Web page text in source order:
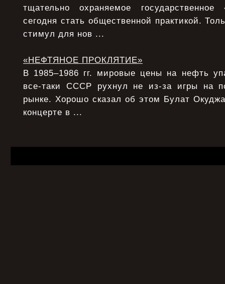
тщательно охраняемое
сегодня стать общественной практикой.
стимул для нов ...
«НЕФТЯНОЕ ПРОКЛЯТИЕ»
В 1985–1986 гг. мировые цены на нефть
все-таки СССР рухнул не из-за игры на
рынке. Хорошо сказал об этом Булат
концерте в ...